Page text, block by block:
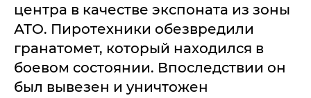
центра в качестве экспоната из зоны
АТО. Пиротехники обезвредили
гранатомет, который находился в
боевом состоянии. Впоследствии он
был вывезен и уничтожен